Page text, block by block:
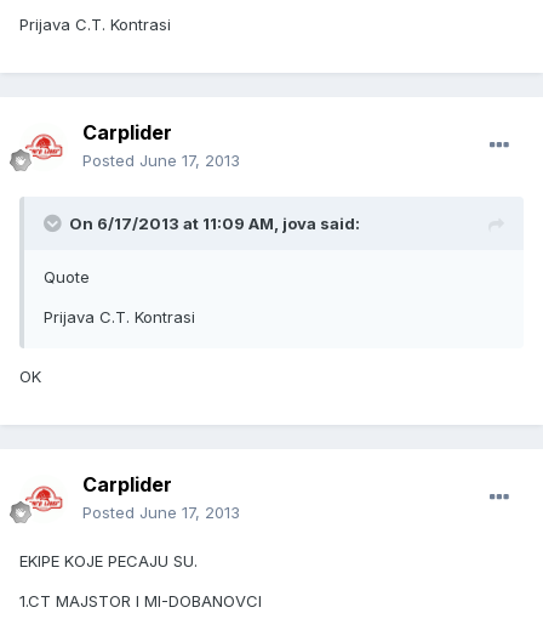
Prijava C.T. Kontrasi
Carplider
Posted June 17, 2013
On 6/17/2013 at 11:09 AM, jova said:
Quote
Prijava C.T. Kontrasi
OK
Carplider
Posted June 17, 2013
EKIPE KOJE PECAJU SU.
1.CT MAJSTOR I MI-DOBANOVCI